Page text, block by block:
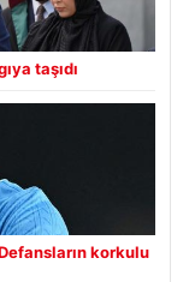
taşıdı
korkulu